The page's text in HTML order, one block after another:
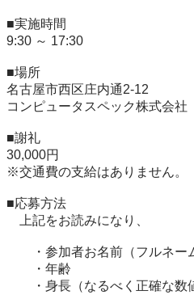
■実施時間
9:30 ～ 17:30
■場所
名古屋市西区庄内通2-12
コンピュータスペック株式会社
■謝礼
30,000円
※交通費の支給はありません。
■応募方法
上記をお読みになり、
・参加者お名前（フルネー
・年齢
・身長（なるべく正確な数